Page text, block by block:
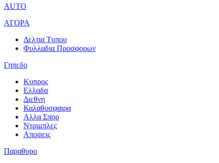
AUTO
ΑΓΟΡΑ
Δελτια Τυπου
Φυλλαδια Προσφορων
Γηπεδο
Κυπρος
Ελλαδα
Διεθνη
Καλαθοσφαιρα
Αλλα Σπορ
Ντριμπλες
Αποψεις
Παραθυρο